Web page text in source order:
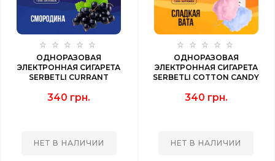
ОДНОРАЗОВАЯ
ЭЛЕКТРОННАЯ СИГАРЕТА
SERBETLI CURRANT
340 грн.
НЕТ В НАЛИЧИИ
ОДНОРАЗОВАЯ
ЭЛЕКТРОННАЯ СИГАРЕТА
SERBETLI COTTON CANDY
340 грн.
НЕТ В НАЛИЧИИ